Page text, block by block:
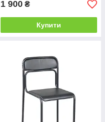
1 900 ₴
Купити